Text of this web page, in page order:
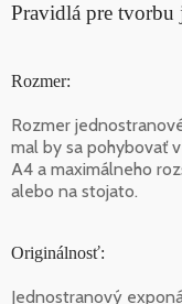
Pravidlá pre tvorbu
Rozmer:
Rozmer
mal by sa pohybovať
A4 a maximálneho
alebo na stojato.
Originálnosť:
Jednostranový